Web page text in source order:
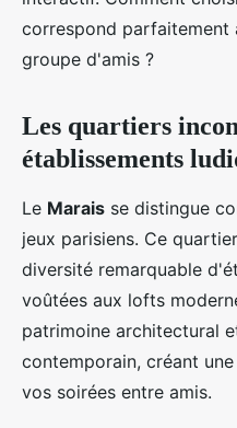
correspond parfaitement
groupe d'amis ?
Les quartiers
établissements
Le Marais se distingue
jeux parisiens. Ce
diversité remarquable
voûtées aux lofts
patrimoine architectural
contemporain, créant
vos soirées entre amis.